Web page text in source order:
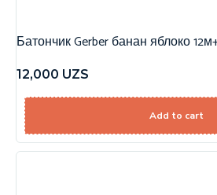
Батончик Gerber банан яблоко
12,000 UZS
Add to cart